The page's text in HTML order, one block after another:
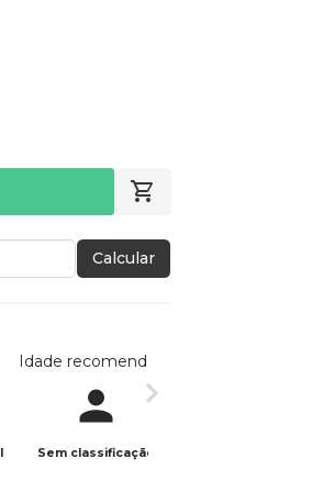
Calcular
Idade recomendada
Sem classificação